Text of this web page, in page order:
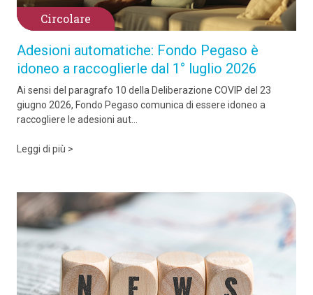
Circolare
Adesioni automatiche: Fondo Pegaso è
idoneo a raccoglierle dal 1° luglio 2026
Ai sensi del paragrafo 10 della Deliberazione COVIP del 23
giugno 2026, Fondo Pegaso comunica di essere idoneo a
raccogliere le adesioni aut...
Leggi di più >